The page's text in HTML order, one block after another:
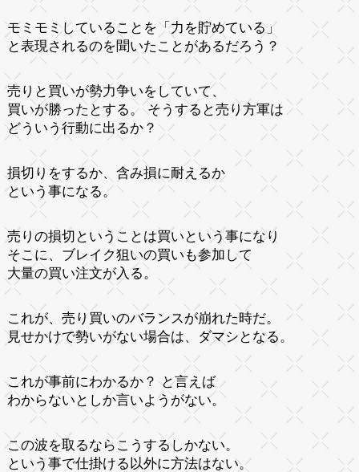
モミモミしていることを「力を貯めている」
と表現されるのを聞いたことがあるだろう？
売りと買いが勢力争いをしていて、
買いが勝ったとする。 そうすると売り方軍は
どういう行動に出るか？
損切りをするか、含み損に耐えるか
という事になる。
売りの損切ということは買いという事になり
そこに、ブレイク狙いの買いも参加して
大量の買い注文が入る。
これが、売り買いのバランスが崩れた時だ。
見せかけで勢いがない場合は、ダマシとなる。
これが事前にわかるか？ と言えば
わからないとしか言いようがない。
この波を取るならこうするしかない。
という事で仕掛ける以外に方法はない。